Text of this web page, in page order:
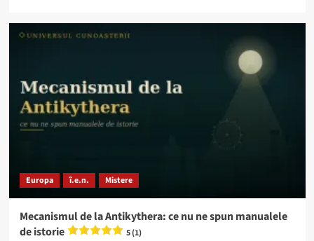
Europa î.e.n. Mistere
Mecanismul de la Antikythera: ce nu ne spun manualele
de istorie
5 (1)